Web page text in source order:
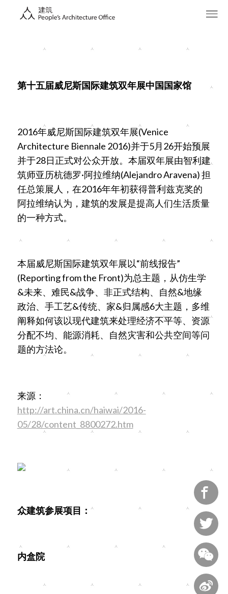
第十五届威尼斯国际建筑双年展中国国家馆
2016年威尼斯国际建筑双年展(Venice
Architecture Biennale 2016)并于5月26开始预展
并于28日正式对公众开放。本届双年展由智利建
筑师亚历杭德罗·阿拉维纳(Alejandro Aravena) 担
任总策展人，在2016年年初获得普利兹克奖的
阿拉维纳认为，建筑的发展是提高人们生活质量
的一种方式。
本届威尼斯国际建筑双年展以“前线报告”
(Reporting from the Front)为总主题，从仿生学
&未来、难民&战争、非正式结构、自然&地缘
政治、手工艺&传统、家&归属感6大主题，多维
阐释如何该以现代建筑来处理经济不平等、资源
分配不均、能源消耗、自然灾害和公共空间等问
题的方法论。
来源：
http://art.china.cn/haiwai/2016-
05/28/content_8800272.htm
众建筑参展项目：
内盒院



